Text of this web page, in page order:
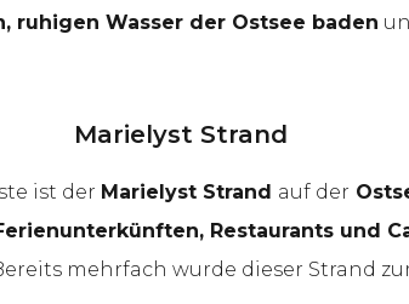
ruhigen Wasser der Ostsee baden
Marielyst Strand
ist der Marielyst Strand auf der
Restaurants und
mehrfach wurde dieser Strand